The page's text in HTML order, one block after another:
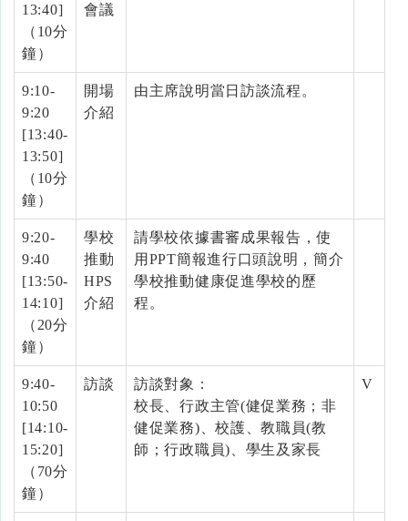
13:40]
（10分
鐘）
會議
9:10-
9:20
[13:40-
13:50]
（10分
鐘）
開場
介紹
由主席說明當日訪談流程。
9:20-
9:40
[13:50-
14:10]
（20分
鐘）
學校
推動
HPS
介紹
請學校依據書審成果報告，使
用PPT簡報進行口頭說明，簡介
學校推動健康促進學校的歷
程。
9:40-
10:50
[14:10-
15:20]
（70分
鐘）
訪談
訪談對象：
校長、行政主管(健促業務；非
健促業務)、校護、教職員(教
師；行政職員)、學生及家長
V